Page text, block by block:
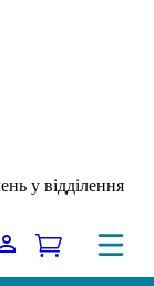
у відділення